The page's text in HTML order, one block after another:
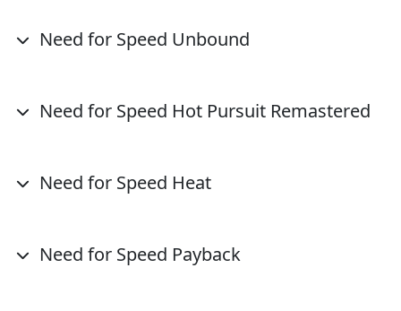
Need for Speed Unbound
Need for Speed Hot Pursuit Remastered
Need for Speed Heat
Need for Speed Payback